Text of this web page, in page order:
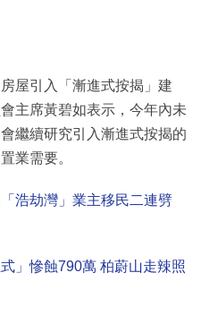
屋引入「漸進式按揭」建
主席黃碧如表示，今年內未
繼續研究引入漸進式按揭的
業需要。
浩劫灣」業主移民二連劈
」慘蝕790萬 柏蔚山走辣照